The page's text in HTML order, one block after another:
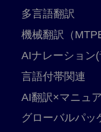
多言語翻訳
機械翻訳（
AIナレーション
言語付帯関連
AI翻訳×マニュ
グローバルパッ